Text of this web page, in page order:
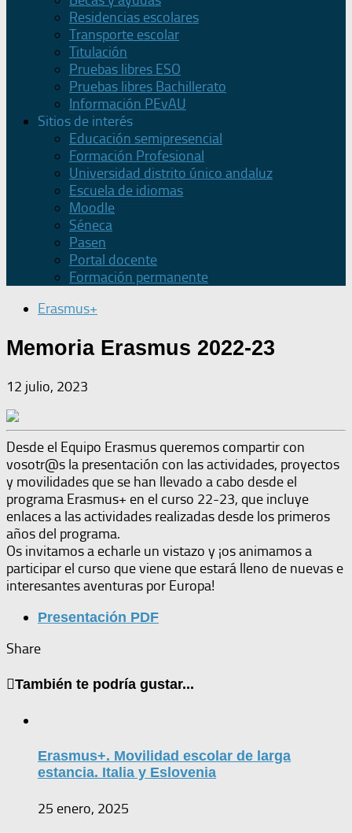
Residencias escolares
Transporte escolar
Titulación
Pruebas libres ESO
Pruebas libres Bachillerato
Información PEvAU
Sitios de interés
Educación semipresencial
Formación Profesional
Universidad distrito único andaluz
Escuela de idiomas
Moodle
Séneca
Pasen
Portal docente
Formación permanente
Erasmus+
Memoria Erasmus 2022-23
12 julio, 2023
Desde el Equipo Erasmus queremos compartir con
vosotr@s la presentación con las actividades, proyectos
y movilidades que se han llevado a cabo desde el
programa Erasmus+ en el curso 22-23, que incluye
enlaces a las actividades realizadas desde los primeros
años del programa.
Os invitamos a echarle un vistazo y ¡os animamos a
participar el curso que viene que estará lleno de nuevas e
interesantes aventuras por Europa!
Presentación PDF
Share
También te podría gustar...
Erasmus+. Movilidad escolar de larga
estancia. Italia y Eslovenia
25 enero, 2025